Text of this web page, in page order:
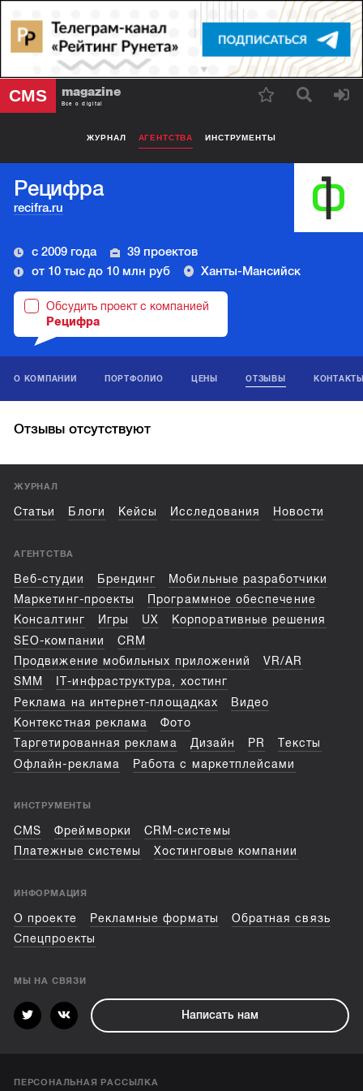
CMS magazine
Все о digital
ЖУРНАЛ АГЕНТСТВА ИНСТРУМЕНТЫ
Рецифра
recifra.ru
с 2009 года
39 проектов
от 10 тыс до 10 млн руб
Ханты-Мансийск
Обсудить проект с компанией
Рецифра
О КОМПАНИИ ПОРТФОЛИО ЦЕНЫ ОТЗЫВЫ
Отзывы отсутствуют
ЖУРНАЛ
Статьи Блоги Кейсы Исследования Новости
АГЕНТСТВА
Веб-студии Брендинг
Мобильные разработчики
Маркетинг-проекты
Программное обеспечение
Консалтинг
Игры UX
Корпоративные решения
SEO-компании
CRM
Продвижение мобильных приложений
VR/AR
SMM
IT-инфраструктура, хостинг
Реклама на интернет-площадках
Видео
Контекстная реклама
Фото
Таргетированная реклама
Дизайн PR
Тексты
Офлайн-реклама
Работа с маркетплейсами
ИНСТРУМЕНТЫ
CMS Фреймворки
CRM-системы
Платежные системы
Хостинговые компании
ИНФОРМАЦИЯ
О проекте Рекламные форматы
Обратная связь
Спецпроекты
МЫ НА СВЯЗИ
Написать нам
ПЕРСОНАЛЬНАЯ РАССЫЛКА